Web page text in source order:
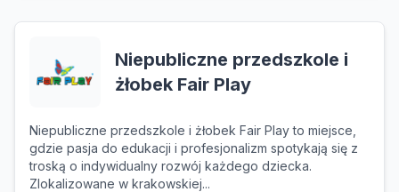
Niepubliczne przedszkole i
żłobek Fair Play
Niepubliczne przedszkole i żłobek Fair Play to miejsce,
gdzie pasja do edukacji i profesjonalizm spotykają się z
troską o indywidualny rozwój każdego dziecka.
Zlokalizowane w krakowskiej...